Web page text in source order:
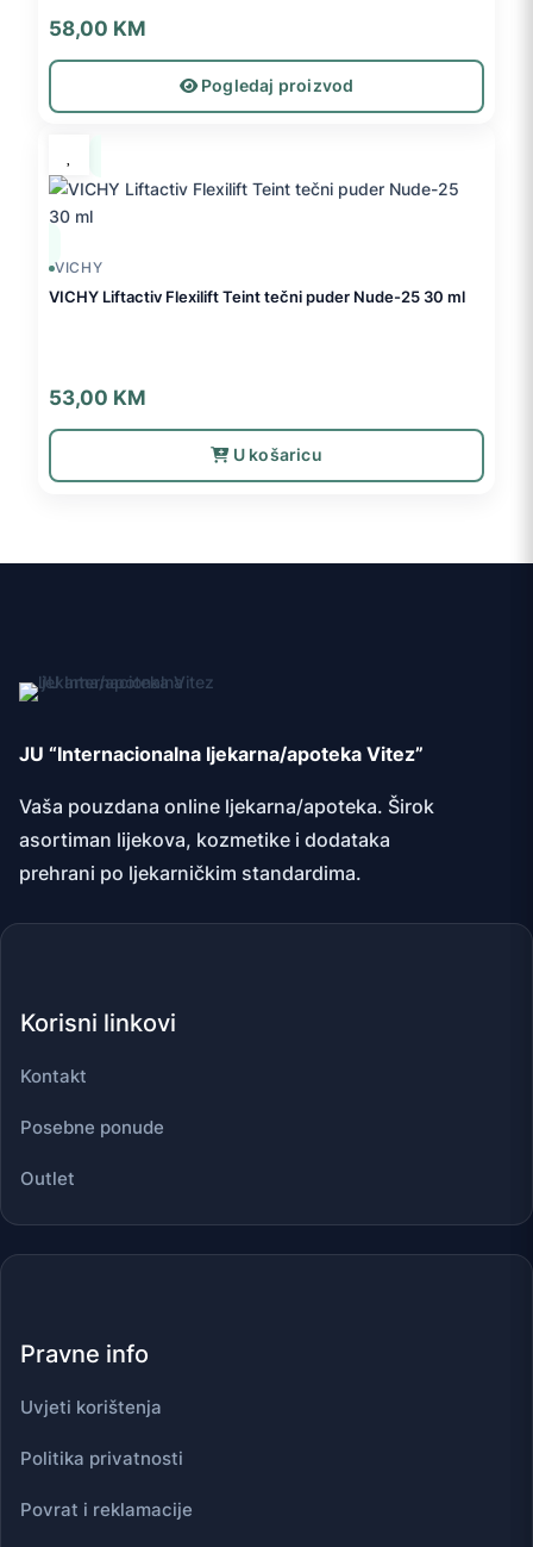
58,00 KM
Pogledaj proizvod
VICHY
VICHY Liftactiv Flexilift Teint tečni puder Nude-25 30 ml
53,00 KM
U košaricu
JU “Internacionalna ljekarna/apoteka Vitez”
Vaša pouzdana online ljekarna/apoteka. Širok
asortiman lijekova, kozmetike i dodataka
prehrani po ljekarničkim standardima.
Korisni linkovi
Kontakt
Posebne ponude
Outlet
Pravne info
Uvjeti korištenja
Politika privatnosti
Povrat i reklamacije